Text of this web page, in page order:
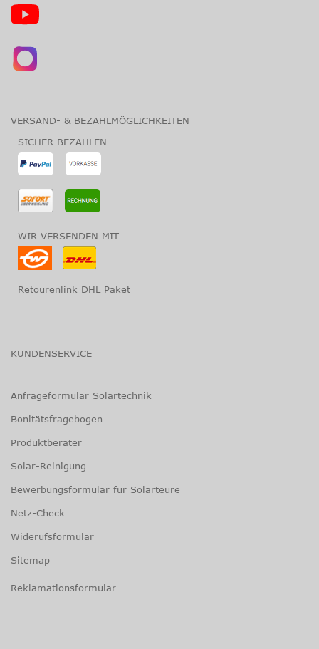
VERSAND- & BEZAHLMÖGLICHKEITEN
SICHER BEZAHLEN
WIR VERSENDEN MIT
Retourenlink DHL Paket
KUNDENSERVICE
Anfrageformular Solartechnik
Bonitätsfragebogen
Produktberater
Solar-Reinigung
Bewerbungsformular für Solarteure
Netz-Check
Widerufsformular
Sitemap
Reklamationsformular